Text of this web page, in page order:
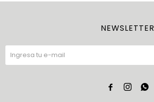
NEWSLETTER
  